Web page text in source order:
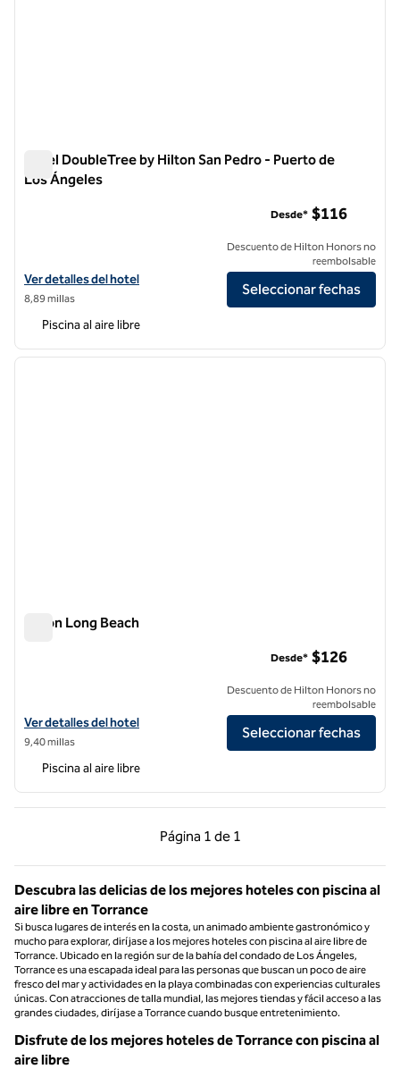
Hotel DoubleTree by Hilton San Pedro - Puerto de
Los Ángeles
Ver detalles del hotel DoubleTree by Hilton San Pedro - Puerto de
Ver detalles del hotel
8,89 millas
Desde* $116
Descuento de Hilton Honors no
reembolsable
Seleccionar fechas
Piscina al aire libre
1 de 11
Hilton Long Beach
Ver detalles del hotel Hilton Long Beach
Ver detalles del hotel
9,40 millas
Desde* $126
Descuento de Hilton Honors no
reembolsable
Seleccionar fechas
Piscina al aire libre
Página 1 de 1
Página anterior, 1 de 1
Página 1 de 1
Descubra las delicias de los mejores hoteles con piscina al
aire libre en Torrance
Si busca lugares de interés en la costa, un animado ambiente gastronómico y
mucho para explorar, diríjase a los mejores hoteles con piscina al aire libre de
Torrance. Ubicado en la región sur de la bahía del condado de Los Ángeles,
Torrance es una escapada ideal para las personas que buscan un poco de aire
fresco del mar y actividades en la playa combinadas con experiencias culturales
únicas. Con atracciones de talla mundial, las mejores tiendas y fácil acceso a las
grandes ciudades, diríjase a Torrance cuando busque entretenimiento.
Disfrute de los mejores hoteles de Torrance con piscina al
aire libre